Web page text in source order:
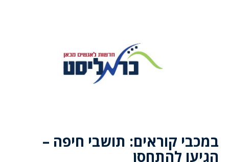
במכבי קוראים: תושבי חיפה –
הגיעו להתחסן